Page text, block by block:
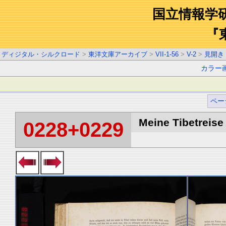
国立情報学
『
ディジタル・シルクロード > 東洋文庫アーカイブ > VII-1-56 > V-2 > 見開き
カラー
ペー
0228+0229 Meine